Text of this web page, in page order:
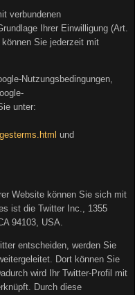
verbundenen
Ihrer Einwilligung (Art.
Sie jederzeit mit
Nutzungsbedingungen,
unter:
und
Website können Sie sich mit
ist die Twitter Inc., 1355
94103, USA.
entscheiden, werden Sie
Dort können Sie
wird Ihr Twitter-Profil mit
Durch diese